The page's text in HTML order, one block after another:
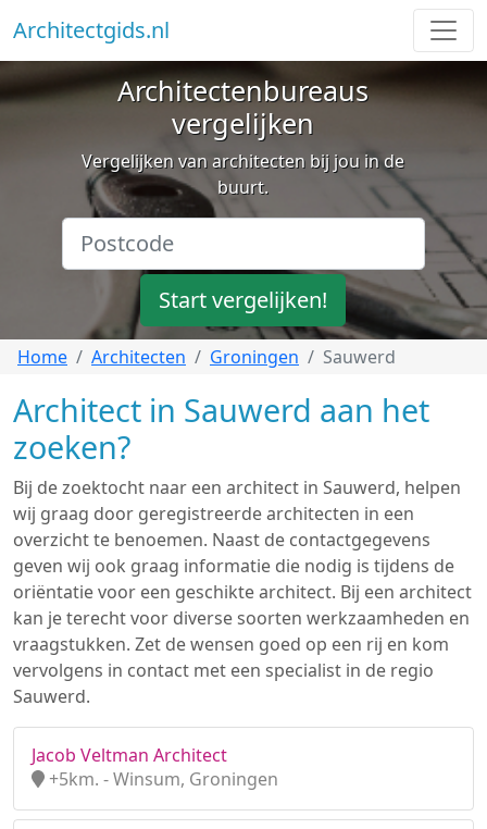
Architectgids.nl
Architectenbureaus
vergelijken
Vergelijken van architecten bij jou in de
buurt.
Start vergelijken!
Home Architecten Groningen Sauwerd
Architect in Sauwerd aan het
zoeken?
Bij de zoektocht naar een architect in Sauwerd, helpen
wij graag door geregistreerde architecten in een
overzicht te benoemen. Naast de contactgegevens
geven wij ook graag informatie die nodig is tijdens de
oriëntatie voor een geschikte architect. Bij een architect
kan je terecht voor diverse soorten werkzaamheden en
vraagstukken. Zet de wensen goed op een rij en kom
vervolgens in contact met een specialist in de regio
Sauwerd.
Jacob Veltman Architect
+5km. - Winsum, Groningen